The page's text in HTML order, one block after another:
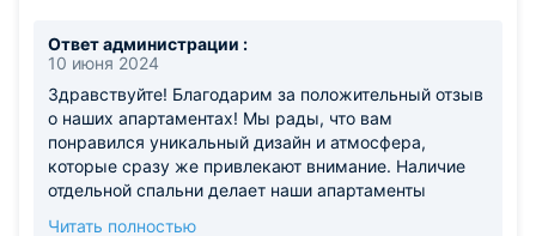
Ответ администрации :
10 июня 2024
Здравствуйте! Благодарим за положительный отзыв
о наших апартаментах! Мы рады, что вам
понравился уникальный дизайн и атмосфера,
которые сразу же привлекают внимание. Наличие
отдельной спальни делает наши апартаменты
Читать полностью